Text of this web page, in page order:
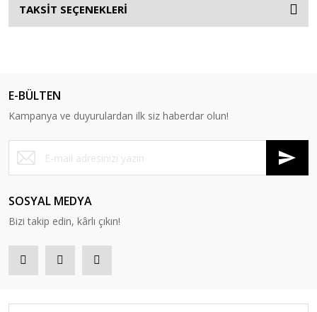
TAKSİT SEÇENEKLERİ
E-BÜLTEN
Kampanya ve duyurulardan ilk siz haberdar olun!
SOSYAL MEDYA
Bizi takip edin, kârlı çıkın!